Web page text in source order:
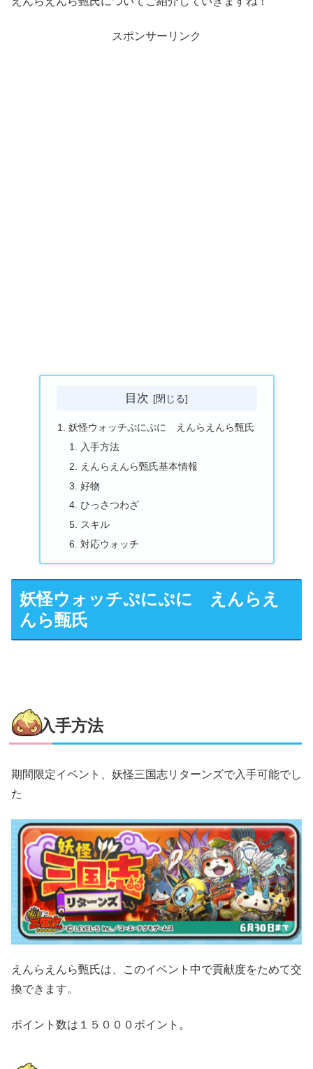
スポンサーリンク
目次
妖怪ウォッチぷにぷに えんらえんら甄氏
入手方法
えんらえんら甄氏基本情報
好物
ひっさつわざ
スキル
対応ウォッチ
妖怪ウォッチぷにぷに えんらえ
んら甄氏
入手方法
期間限定イベント、妖怪三国志リターンズで入手可能でし
た
えんらえんら甄氏は、このイベント中で貢献度をためて交
換できます。
ポイント数は１５０００ポイント。